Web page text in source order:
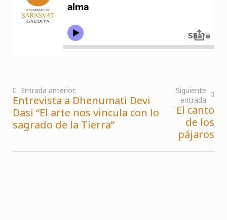
Navegación
de
entradas
Entrada anterior:
Entrevista a Dhenumati Devi
Dasi “El arte nos vincula con lo
sagrado de la Tierra”
Siguiente
entrada
El canto
de los
pájaros